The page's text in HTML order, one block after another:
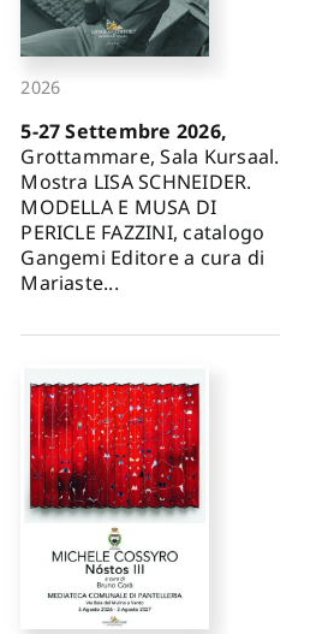
2026
5-27 Settembre 2026,
Grottammare, Sala Kursaal.
Mostra LISA SCHNEIDER.
MODELLA E MUSA DI
PERICLE FAZZINI, catalogo
Gangemi Editore a cura di
Mariaste...